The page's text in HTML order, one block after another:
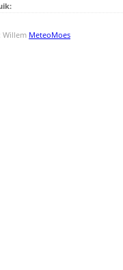
Willem MeteoMoes